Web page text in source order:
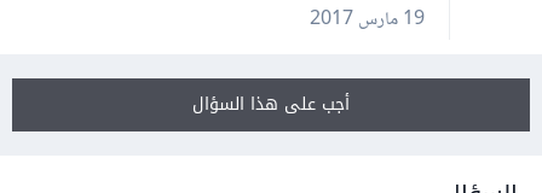
19 مارس 2017
أجب على هذا السؤال